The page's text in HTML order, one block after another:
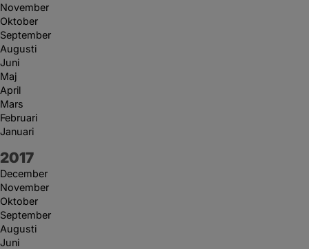
November
Oktober
September
Augusti
Juni
Maj
April
Mars
Februari
Januari
År:
2017
December
November
Oktober
September
Augusti
Juni